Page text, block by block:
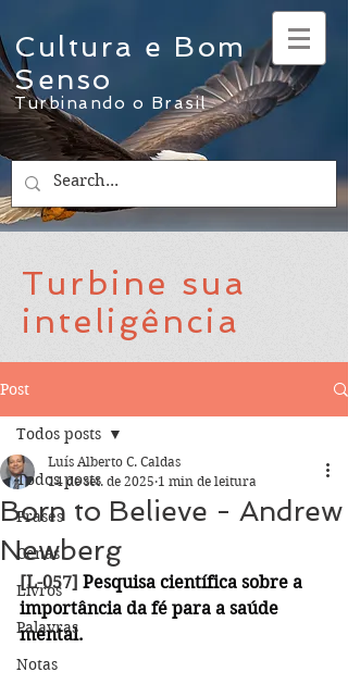
Cultura e Bom
Senso
Turbinando o Brasil
Turbine sua
inteligência
Post
Todos posts
Frases
Cenas
Livros
Palavras
Notas
Todos posts
Born to Believe - Andrew
Newberg
Luís Alberto C. Caldas
14 de set. de 2025 1 min de leitura
[L-057] Pesquisa científica sobre a
importância da fé para a saúde
mental.